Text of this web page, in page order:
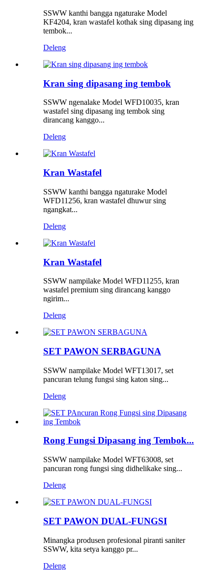
SSWW kanthi bangga ngaturake Model
KF4204, kran wastafel kothak sing dipasang ing
tembok...
Deleng
Kran sing dipasang ing tembok
SSWW ngenalake Model WFD10035, kran
wastafel sing dipasang ing tembok sing
dirancang kanggo...
Deleng
Kran Wastafel
SSWW kanthi bangga ngaturake Model
WFD11256, kran wastafel dhuwur sing
ngangkat...
Deleng
Kran Wastafel
SSWW nampilake Model WFD11255, kran
wastafel premium sing dirancang kanggo
ngirim...
Deleng
SET PAWON SERBAGUNA
SSWW nampilake Model WFT13017, set
pancuran telung fungsi sing katon sing...
Deleng
Rong Fungsi Dipasang ing Tembok...
SSWW nampilake Model WFT63008, set
pancuran rong fungsi sing didhelikake sing...
Deleng
SET PAWON DUAL-FUNGSI
Minangka produsen profesional piranti saniter
SSWW, kita setya kanggo pr...
Deleng